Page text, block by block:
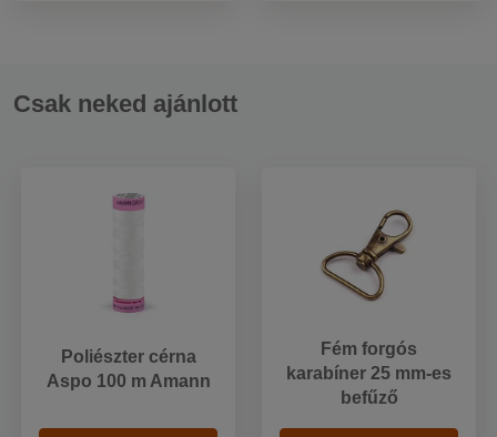
Csak neked ajánlott
Poliészter cérna
Aspo 100 m Amann
Fém forgós
karabíner 25 mm-es
befűző